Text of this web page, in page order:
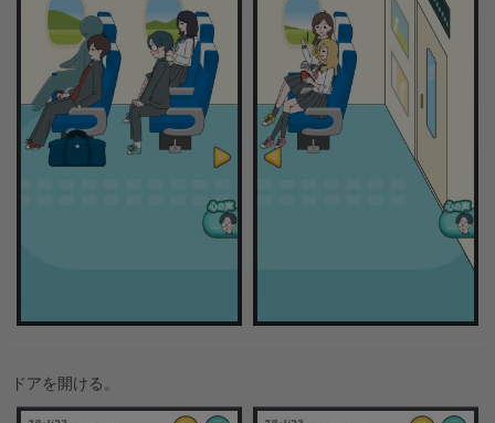
ドアを開ける。